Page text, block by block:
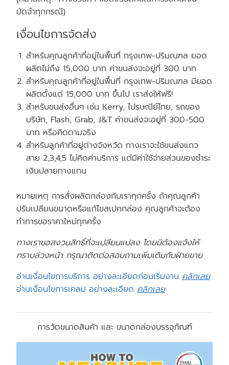
มัดจำทุกกรณี)
เงื่อนไขการจัดส่ง
สำหรับคุณลูกค้าที่อยู่ในพื้นที่ กรุงเทพ-ปริมณฑลยอด
ผลิตไม่ถึง 15,000 บาท ค่าขนส่งจะอยู่ที่ 300 บาท
สำหรับคุณลูกค้าที่อยู่ในพื้นที่ กรุงเทพ-ปริมณฑล มียอด
ผลิตตั้งแต่ 15,000 บาท ขึ้นไป เราส่งให้ฟรี!
สำหรับขนส่งอื่นๆ เช่น Kerry, ไปรษณีย์ไทย, รถของ
บริษัท, Flash, Grab, J&T ค่าขนส่งจะอยู่ที่ 300-500
บาท หรือคิดตามจริง
สำหรับลูกค้าที่อยู่ต่างจังหวัด ทางเราจะใช้ขนส่งแถว
สาย 2,3,4,5 ไม่คิดค่าบริการ แต่มีค่าใช้จ่ายส่วนของชำระ
เงินปลายทางแทน
หมายเหตุ การสั่งผลิตกล่องกับเราทุกครั้ง ถ้าคุณลูกค้า
ปรับเปลียนขนาดหรือแก้ไขสเปคกล่อง คุณลูกค้าจะต้อง
ทำการขอราคาใหม่ทุกครั้ง
ทางเราขอสงวนสิทธิ์ที่จะเปลียนแปลง โดยมิต้องแจ้งให้
ทราบล่วงหน้า กรุณาติดต่อสอบถามเพิ่มเติมกับฝ่ายขาย
อ่านเงื่อนไขการบริการ อย่างละเอียดก่อนเริ่มงาน คลิกเลย
อ่านเงื่อนไขการเคลม อย่างละเอียด คลิกเลย
การวัดขนาดสินค้า และ ขนาดกล่องบรรจุภัณฑ์